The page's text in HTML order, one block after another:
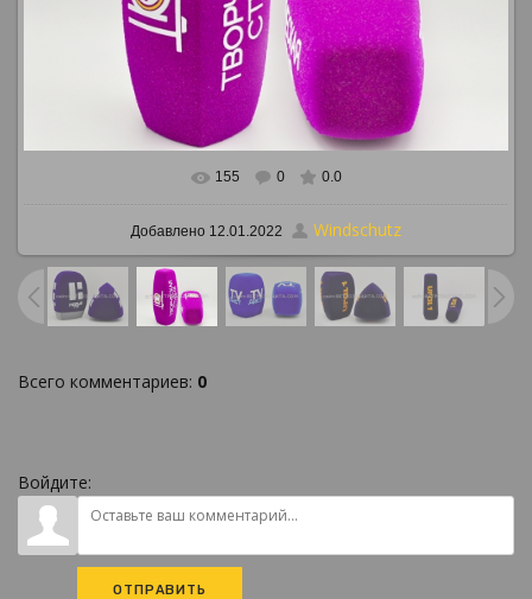
В реальном размере 886x647
155 0 0.0
Добавлено 12.01.2022 Windschutz
Всего комментариев: 0
Войдите:
ОТПРАВИТЬ